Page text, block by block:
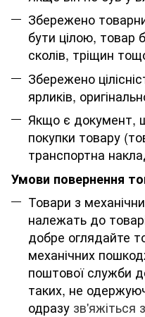
Збережено
бути цілою, товар
сколів, тріщин
Збережено
ярликів,
Якщо є документ,
покупки товару
транспортна
Умови повернення
Товари з
належать до
добре оглядайте
механічних
поштової служби
таких, не
одразу зв'яжіться